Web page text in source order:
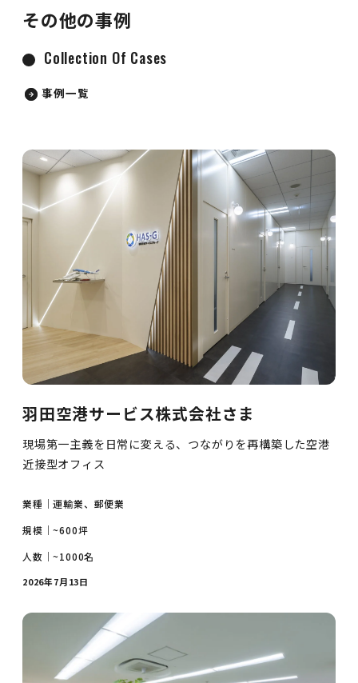
その他の事例
Collection Of Cases
事例一覧
羽田空港サービス株式会社さま
現場第一主義を日常に変える、つながりを再構築した空港
近接型オフィス
業種｜運輸業、郵便業
規模｜~600坪
人数｜~1000名
2026年7月13日